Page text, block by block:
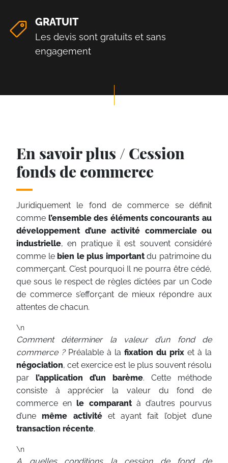
GRATUIT
Les devis sont gratuits et sans
engagement
En savoir plus / Cession
fonds de commerce
Juridiquement le fond de commerce se définit
comme l’ensemble des éléments concourants au
développement d’une activité commerciale ou
industrielle, en pratique il est souvent considéré
comme le bien le plus importantdu patrimoine du
commerçant. C’est pourquoi Il ne pourra être cédé,
que sous le respect de règles dictées par un Code
de commerce s’efforçant de mieux répondre aux
attentes de chacun.
\n
Comment déterminer la valeur d’un fond de
commerce ?Préalable à la fixation du prix et à la
négociation, cet exercice est le plus souvent résolu
par l’application d’un barème. Cette méthode
consiste à apprécier la valeur du fond de
commerce enle comparantà d’autres pourvus
d’unemême activitéet ayant fait l’objet d’une
transaction récente.
\n